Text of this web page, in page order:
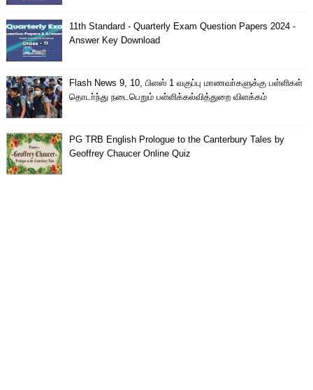
11th Standard - Quarterly Exam Question Papers 2024 -
Answer Key Download
Flash News 9, 10, பிளஸ் 1 வகுப்பு மாணவா்களுக்கு பள்ளிகள்
தொடா்ந்து நடைபெறும் பள்ளிக்கல்வித்துறை விளக்கம்
PG TRB English Prologue to the Canterbury Tales by
Geoffrey Chaucer Online Quiz